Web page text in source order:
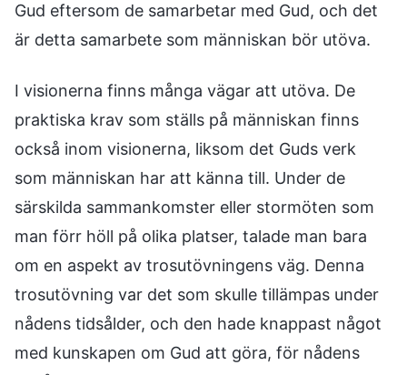
Gud eftersom de samarbetar med Gud, och det
är detta samarbete som människan bör utöva.
I visionerna finns många vägar att utöva. De
praktiska krav som ställs på människan finns
också inom visionerna, liksom det Guds verk
som människan har att känna till. Under de
särskilda sammankomster eller stormöten som
man förr höll på olika platser, talade man bara
om en aspekt av trosutövningens väg. Denna
trosutövning var det som skulle tillämpas under
nådens tidsålder, och den hade knappast något
med kunskapen om Gud att göra, för nådens